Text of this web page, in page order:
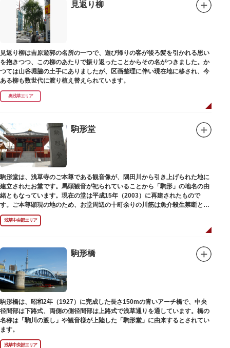
見返り柳
見返り柳は吉原遊郭の名所の一つで、遊び帰りの客が後ろ髪を引かれる思い
を抱きつつ、この柳のあたりで振り返ったことからその名がつきました。か
つては山谷堀脇の土手にありましたが、区画整理に伴い現在地に移され、今
ある柳も数世代に渡り植え替えられています。
奥浅草エリア
駒形堂
駒形堂は、浅草寺のご本尊である観音像が、隅田川から引き上げられた地に
建立されたお堂です。馬頭観音が祀られていることから「駒形」の地名の由
緒ともなっています。現在の堂は平成15年（2003）に再建されたもので
す。ご本尊顕現の地のため、お堂周辺の十町余りの川筋は魚介殺生禁断とな
り、戒殺碑が建立されました。
浅草中央部エリア
駒形橋
駒形橋は、昭和2年（1927）に完成した長さ150mの青いアーチ橋で、中央
径間部は下路式、両側の側径間部は上路式で浅草通りを通しています。橋の
名称は「駒川の渡し」や観音様が上陸した「駒形堂」に由来するとされてい
ます。
浅草中央部エリア